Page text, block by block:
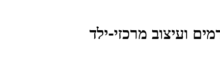
ועיצוב מרכזי-ילד